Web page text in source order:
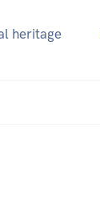
heritage